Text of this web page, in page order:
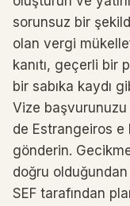
sorunsuz bir
olan vergi
kanıtı, geçerli bir
bir sabıka kaydı
Vize
de Estrangeiros e
gönderin.
doğru
SEF tarafından